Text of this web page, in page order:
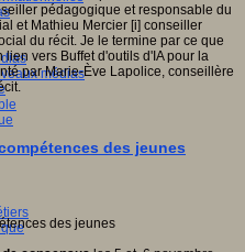
médias
pédagogique et responsable du
et Mathieu Mercier [i] conseiller
du récit. Je le termine par ce que
vers Buffet d'outils d'IA pour la
par Marie-Ève Lapolice, conseillère
des jeunes